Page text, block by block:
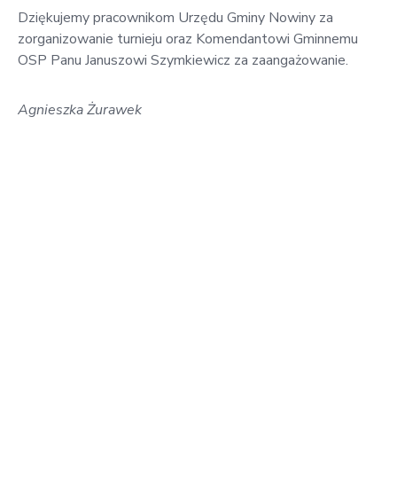
Dziękujemy pracownikom Urzędu Gminy Nowiny za
zorganizowanie turnieju oraz Komendantowi Gminnemu
OSP Panu Januszowi Szymkiewicz za zaangażowanie.
Agnieszka Żurawek